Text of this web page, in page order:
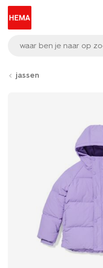
waar ben je naar op
jassen